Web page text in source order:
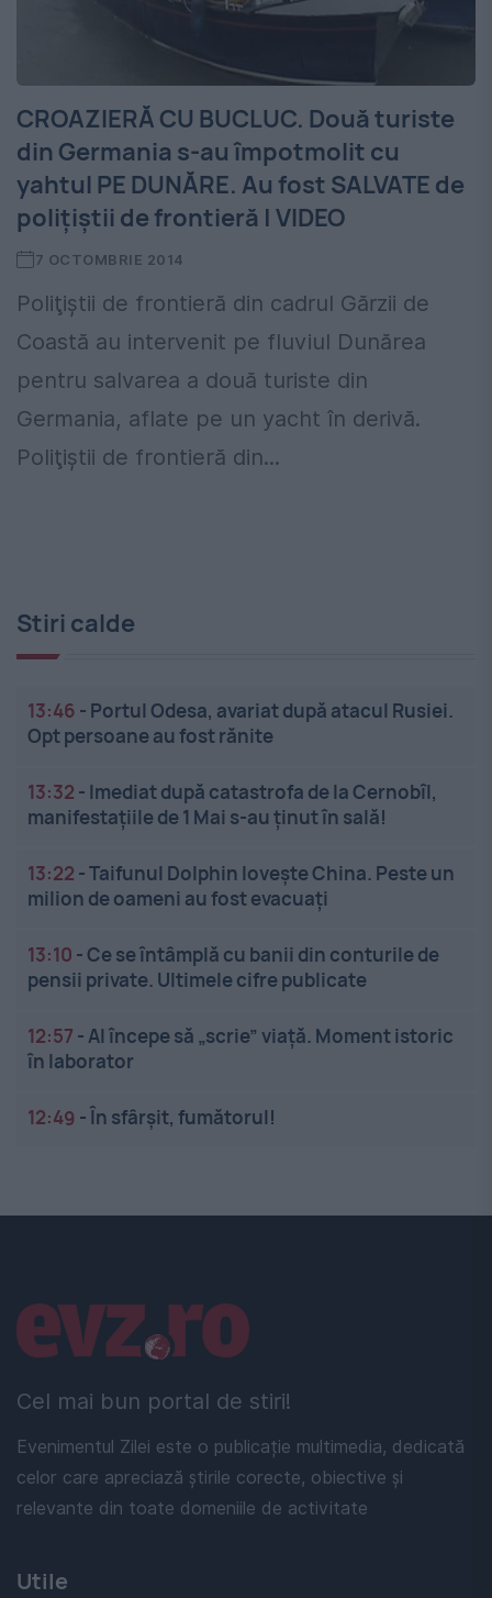
CROAZIERĂ CU BUCLUC. Două turiste
din Germania s-au împotmolit cu
yahtul PE DUNĂRE. Au fost SALVATE de
poliţiştii de frontieră | VIDEO
7 OCTOMBRIE 2014
Poliţiştii de frontieră din cadrul Gărzii de
Coastă au intervenit pe fluviul Dunărea
pentru salvarea a două turiste din
Germania, aflate pe un yacht în derivă.
Poliţiştii de frontieră din...
Stiri calde
13:46 - Portul Odesa, avariat după atacul Rusiei.
Opt persoane au fost rănite
13:32 - Imediat după catastrofa de la Cernobîl,
manifestațiile de 1 Mai s-au ținut în sală!
13:22 -Taifunul Dolphin lovește China. Peste un
milion de oameni au fost evacuați
13:10 -Ce se întâmplă cu banii din conturile de
pensii private. Ultimele cifre publicate
12:57 -AI începe să „scrie” viață. Moment istoric
în laborator
12:49 -În sfârșit, fumătorul!
Cel mai bun portal de stiri!
Evenimentul Zilei este o publicație multimedia, dedicată
celor care apreciază știrile corecte, obiective și
relevante din toate domeniile de activitate
Linkuri utile
Utile